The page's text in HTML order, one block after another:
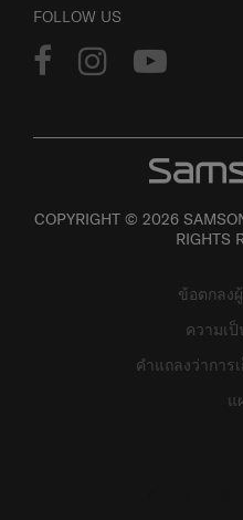
FOLLOW US
COPYRIGHT © 2026
RIGHTS
ข้อตกลง
ความเ
คำแถลงว่าการ
แ